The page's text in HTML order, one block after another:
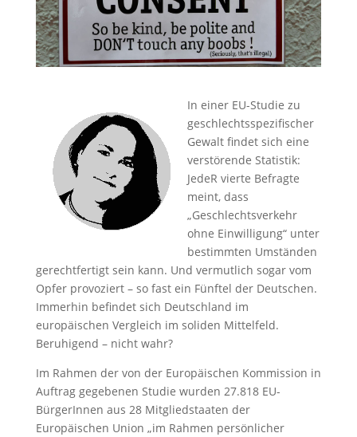
In einer EU-Studie zu
geschlechtsspezifischer
Gewalt findet sich eine
verstörende Statistik:
JedeR vierte Befragte
meint, dass
„Geschlechtsverkehr
ohne Einwilligung“ unter
bestimmten Umständen
gerechtfertigt sein kann. Und vermutlich sogar vom
Opfer provoziert – so fast ein Fünftel der Deutschen.
Immerhin befindet sich Deutschland im
europäischen Vergleich im soliden Mittelfeld.
Beruhigend – nicht wahr?
Im Rahmen der von der Europäischen Kommission in
Auftrag gegebenen Studie wurden 27.818 EU-
BürgerInnen aus 28 Mitgliedstaaten der
Europäischen Union „im Rahmen persönlicher